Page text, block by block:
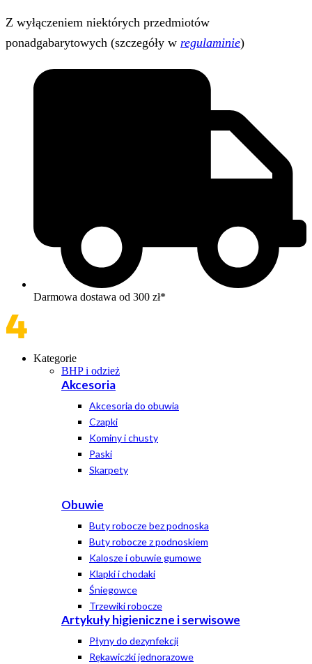
Z wyłączeniem niektórych przedmiotów
ponadgabarytowych (szczegóły w regulaminie)
Darmowa dostawa od 300 zł*
Kategorie
BHP i odzież
Akcesoria
Akcesoria do obuwia
Czapki
Kominy i chusty
Paski
Skarpety
Obuwie
Buty robocze bez podnoska
Buty robocze z podnoskiem
Kalosze i obuwie gumowe
Klapki i chodaki
Śniegowce
Trzewiki robocze
Artykuły higieniczne i serwisowe
Płyny do dezynfekcji
Rękawiczki jednorazowe